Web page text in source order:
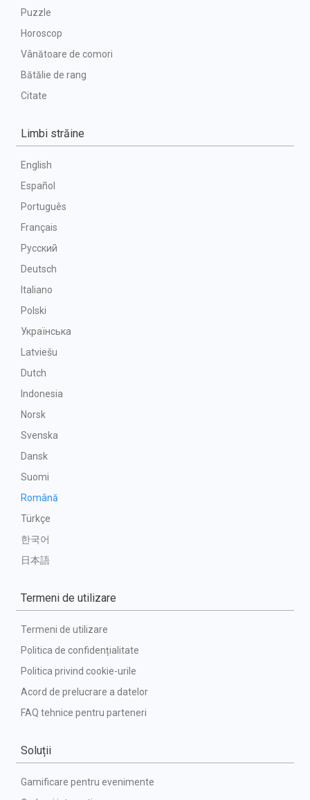
Puzzle
Horoscop
Vânătoare de comori
Bătălie de rang
Citate
Limbi străine
English
Español
Português
Français
Русский
Deutsch
Italiano
Polski
Українська
Latviešu
Dutch
Indonesia
Norsk
Svenska
Dansk
Suomi
Română
Türkçe
한국어
日本語
Termeni de utilizare
Termeni de utilizare
Politica de confidențialitate
Politica privind cookie-urile
Acord de prelucrare a datelor
FAQ tehnice pentru parteneri
Soluții
Gamificare pentru evenimente